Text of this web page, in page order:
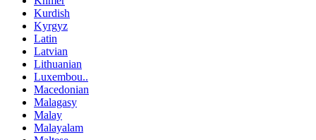
Kurdish
Kyrgyz
Latin
Latvian
Lithuanian
Luxembou..
Macedonian
Malagasy
Malay
Malayalam